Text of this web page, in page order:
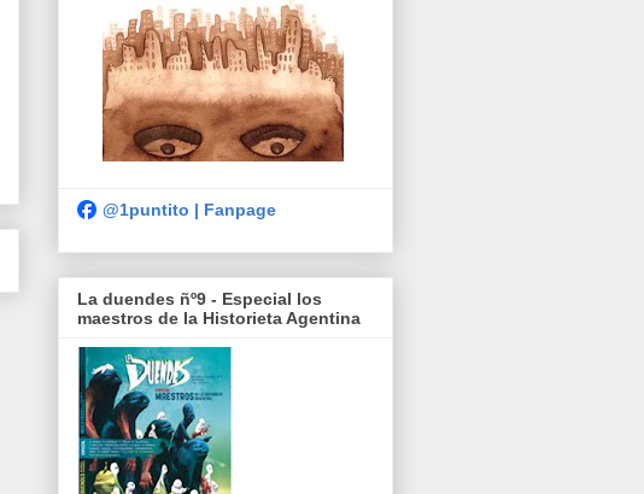
@1puntito | Fanpage
La duendes ñº9 - Especial los
maestros de la Historieta Agentina